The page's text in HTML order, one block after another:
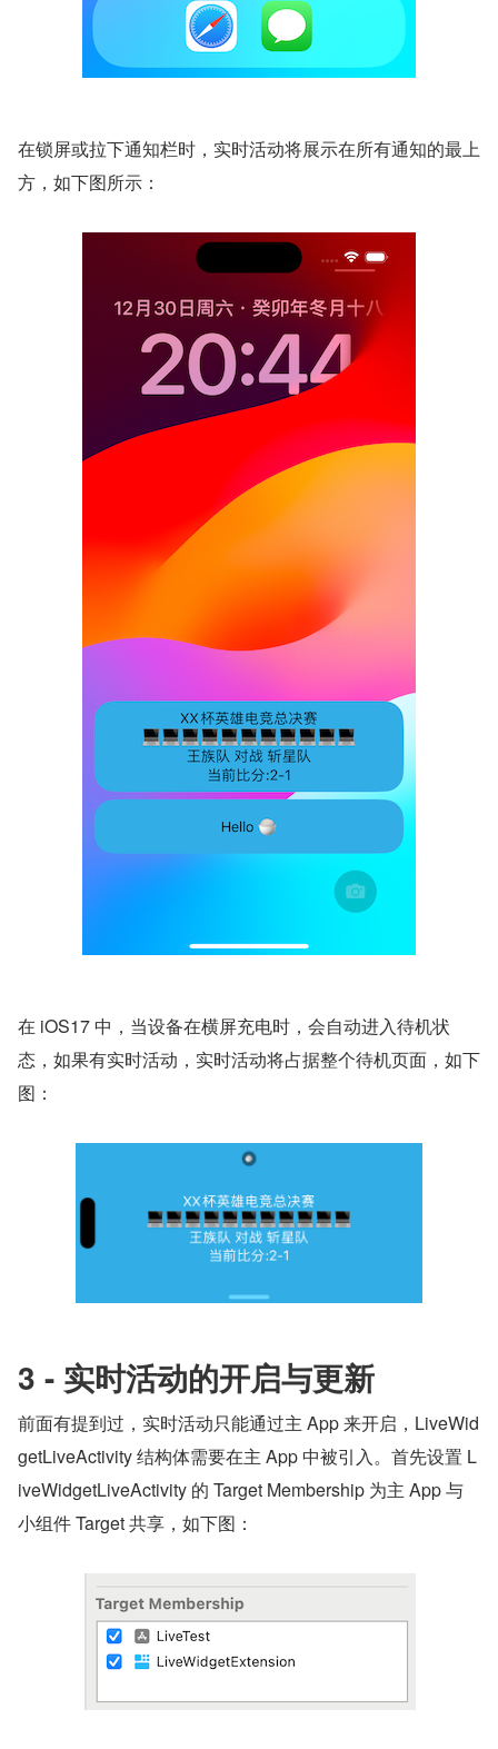
在锁屏或拉下通知栏时，实时活动将展示在所有通知的最上
方，如下图所示：
在 iOS17 中，当设备在横屏充电时，会自动进入待机状
态，如果有实时活动，实时活动将占据整个待机页面，如下
图：
3 - 实时活动的开启与更新
前面有提到过，实时活动只能通过主 App 来开启，LiveWid
getLiveActivity 结构体需要在主 App 中被引入。首先设置 L
iveWidgetLiveActivity 的 Target Membership 为主 App 与
小组件 Target 共享，如下图：